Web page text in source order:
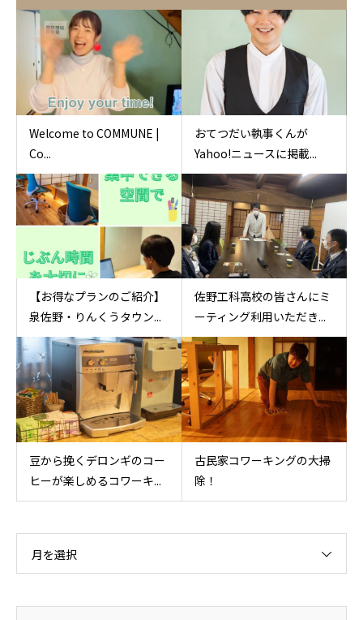
Welcome to COMMUNE |
Co...
おてつだい執事くんが
Yahoo!ニュースに掲載...
【お得なプランのご紹介】
泉佐野・りんくうタウン...
佐野工科高校の皆さんにミ
ーティング利用いただき...
豆から挽くデロンギのコー
ヒーが楽しめるコワーキ...
古民家コワーキングの大掃
除！
月を選択